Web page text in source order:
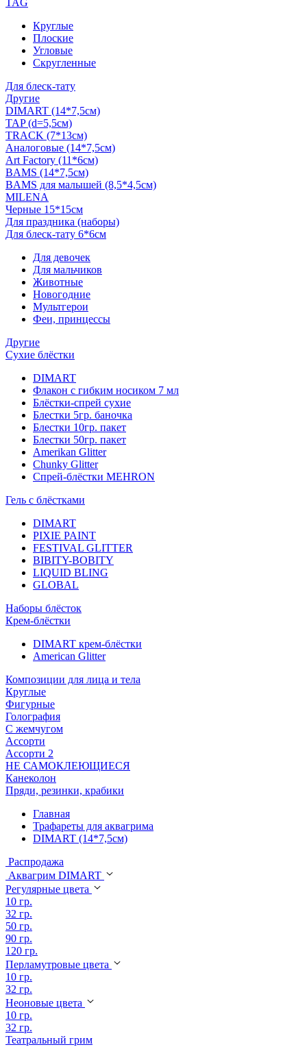
TAG
Круглые
Плоские
Угловые
Скругленные
Для блеск-тату
Другие
DIMART (14*7,5см)
TAP (d=5,5см)
TRACK (7*13см)
Аналоговые (14*7,5см)
Art Factory (11*6см)
BAMS (14*7,5см)
BAMS для малышей (8,5*4,5см)
MILENA
Черные 15*15см
Для праздника (наборы)
Для блеск-тату 6*6см
Для девочек
Для мальчиков
Животные
Новогодние
Мультгерои
Феи, принцессы
Другие
Сухие блёстки
DIMART
Флакон с гибким носиком 7 мл
Блёстки-спрей сухие
Блестки 5гр. баночка
Блестки 10гр. пакет
Блестки 50гр. пакет
Amerikan Glitter
Chunky Glitter
Спрей-блёстки MEHRON
Гель с блёстками
DIMART
PIXIE PAINT
FESTIVAL GLITTER
BIBITY-BOBITY
LIQUID BLING
GLOBAL
Наборы блёсток
Крем-блёстки
DIMART крем-блёстки
American Glitter
Композиции для лица и тела
Круглые
Фигурные
Голография
С жемчугом
Ассорти
Ассорти 2
НЕ САМОКЛЕЮЩИЕСЯ
Канеколон
Пряди, резинки, крабики
Главная
Трафареты для аквагрима
DIMART (14*7,5см)
Распродажа
Аквагрим DIMART
Регулярные цвета
10 гр.
32 гр.
50 гр.
90 гр.
120 гр.
Перламутровые цвета
10 гр.
32 гр.
Неоновые цвета
10 гр.
32 гр.
Театральный грим